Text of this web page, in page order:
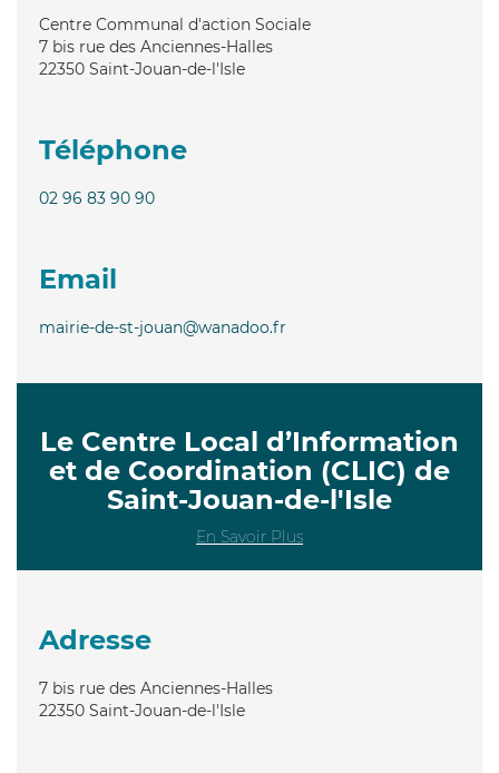
Centre Communal d'action Sociale
7 bis rue des Anciennes-Halles
22350 Saint-Jouan-de-l'Isle
Téléphone
02 96 83 90 90
Email
mairie-de-st-jouan@wanadoo.fr
Le Centre Local d’Information
et de Coordination (CLIC) de
Saint-Jouan-de-l'Isle
En Savoir Plus
Adresse
7 bis rue des Anciennes-Halles
22350 Saint-Jouan-de-l'Isle